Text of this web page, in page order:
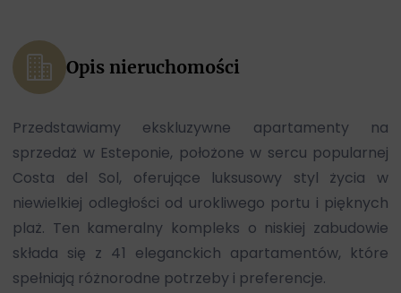
Opis nieruchomości
Przedstawiamy ekskluzywne apartamenty na
sprzedaż w Esteponie, położone w sercu popularnej
Costa del Sol, oferujące luksusowy styl życia w
niewielkiej odległości od urokliwego portu i pięknych
plaż. Ten kameralny kompleks o niskiej zabudowie
składa się z 41 eleganckich apartamentów, które
spełniają różnorodne potrzeby i preferencje.